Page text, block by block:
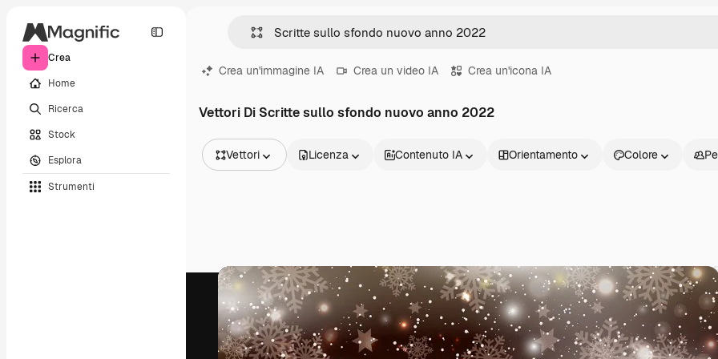
Crea
Home
Ricerca
Stock
Esplora
Strumenti
Crea un'immagine IA Crea un video IA Crea un'icona IA
Vettori Di Scritte sullo sfondo nuovo anno 2022
Vettori
Video
Clip video
Motion graphic
Modelli di video
Icone
Modelli 3D
Font
Licenza Contenuto IA Orientamento Colore
Prodotti Inizia